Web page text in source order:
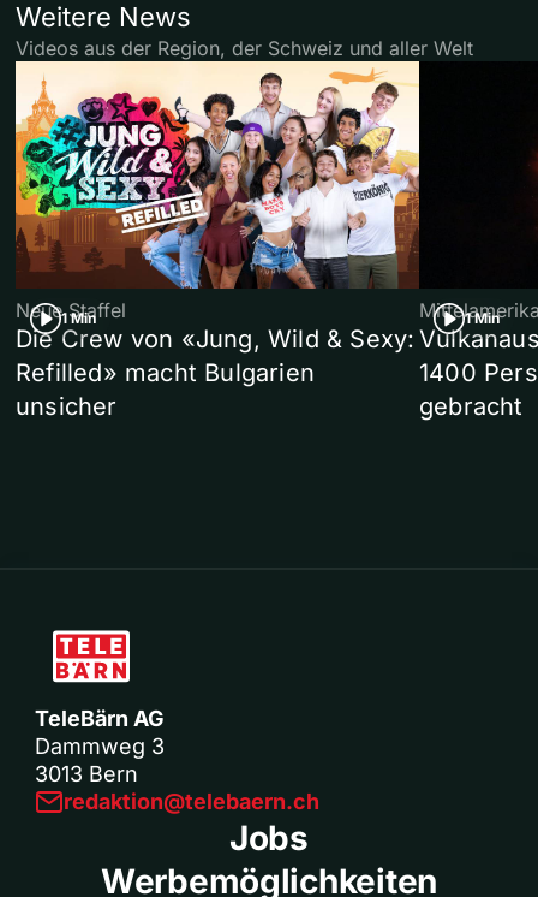
Weitere News
Videos aus der Region, der Schweiz und aller Welt
1 Min
Neue Staffel
Die Crew von «Jung, Wild & Sexy:
Refilled» macht Bulgarien
unsicher
1 Min
1400
gebracht
TeleBärn AG
Dammweg 3
3013 Bern
redaktion@telebaern.ch
Jobs
Werbemöglichkeiten